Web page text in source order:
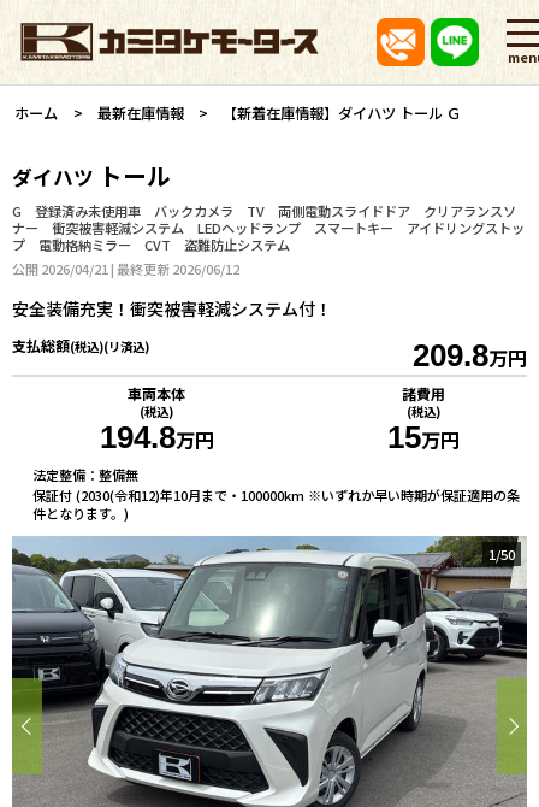
ホーム 最新在庫情報 【新着在庫情報】ダイハツ トール Ｇ
ダイハツ トール
G 登録済み未使用車 バックカメラ TV 両側電動スライドドア クリアランスソ
ナー 衝突被害軽減システム LEDヘッドランプ スマートキー アイドリングストッ
プ 電動格納ミラー CVT 盗難防止システム
公開 2026/04/21 | 最終更新 2026/06/12
安全装備充実！衝突被害軽減システム付！
支払総額(税込)(リ済込) 209.8万円
車両本体
(税込)
194.8万円
諸費用
(税込)
15万円
法定整備：整備無
保証付 (2030(令和12)年10月まで・100000km ※いずれか早い時期が保証適用の条
件となります。)
1/50